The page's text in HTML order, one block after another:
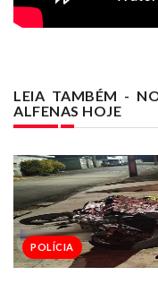
LEIA TAMBÉM -
ALFENAS HOJE
POLÍCIA